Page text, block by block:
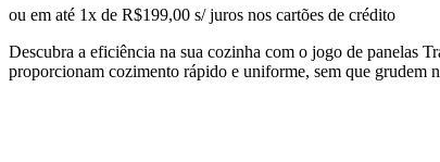
ou em até 1x de R$199,00 s/ juros nos cartões de crédito
Descubra a eficiência na sua cozinha com o jogo de panelas
proporcionam cozimento rápido e uniforme, sem que grudem